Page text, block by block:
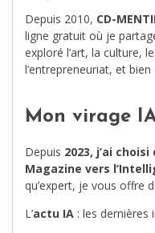
Depuis 2010, CD-
ligne gratuit où je
exploré l’art, la culture,
l’entrepreneuriat, et bien
Mon virage
Depuis 2023, j’ai choisi
Magazine vers
qu’expert, je vous offre
L’actu IA : les dernières